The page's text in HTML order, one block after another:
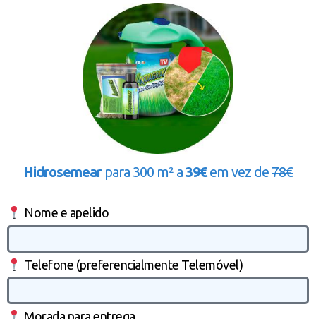
Hidrosemearpara 300 m² a39€em vez de78€
Nome e apelido
Telefone (preferencialmente Telemóvel)